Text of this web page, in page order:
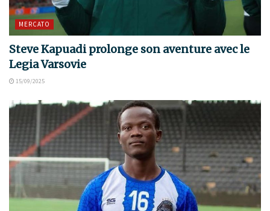
MERCATO
Steve Kapuadi prolonge son aventure avec le
Legia Varsovie
15/09/2025